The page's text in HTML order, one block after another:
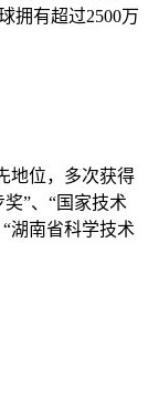
拥有超过2500万
地位，多次获得
”、“国家技术
湖南省科学技术